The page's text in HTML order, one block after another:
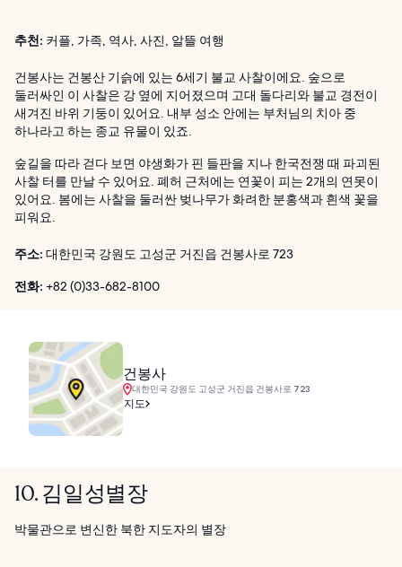
추천: 커플, 가족, 역사, 사진, 알뜰 여행
건봉사는 건봉산 기슭에 있는 6세기 불교 사찰이에요. 숲으로
둘러싸인 이 사찰은 강 옆에 지어졌으며 고대 돌다리와 불교 경전이
새겨진 바위 기둥이 있어요. 내부 성소 안에는 부처님의 치아 중
하나라고 하는 종교 유물이 있죠.
숲길을 따라 걷다 보면 야생화가 핀 들판을 지나 한국전쟁 때 파괴된
사찰 터를 만날 수 있어요. 폐허 근처에는 연꽃이 피는 2개의 연못이
있어요. 봄에는 사찰을 둘러싼 벚나무가 화려한 분홍색과 흰색 꽃을
피워요.
주소: 대한민국 강원도 고성군 거진읍 건봉사로 723
전화: +82 (0)33-682-8100
건봉사
대한민국 강원도 고성군 거진읍 건봉사로 723
지도
10. 김일성별장
박물관으로 변신한 북한 지도자의 별장